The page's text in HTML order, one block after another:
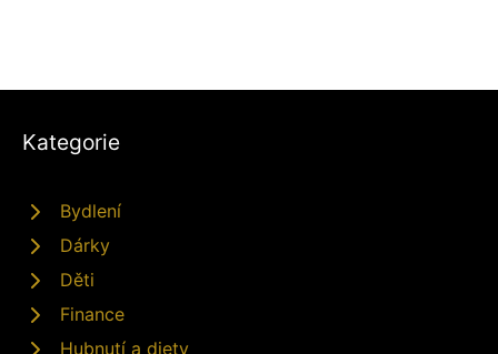
Kategorie
Bydlení
Dárky
Děti
Finance
Hubnutí a diety